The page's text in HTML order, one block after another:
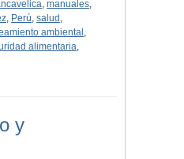
,manuales,
, Perú,salud ,
ambiental ,
alimentaria,
y